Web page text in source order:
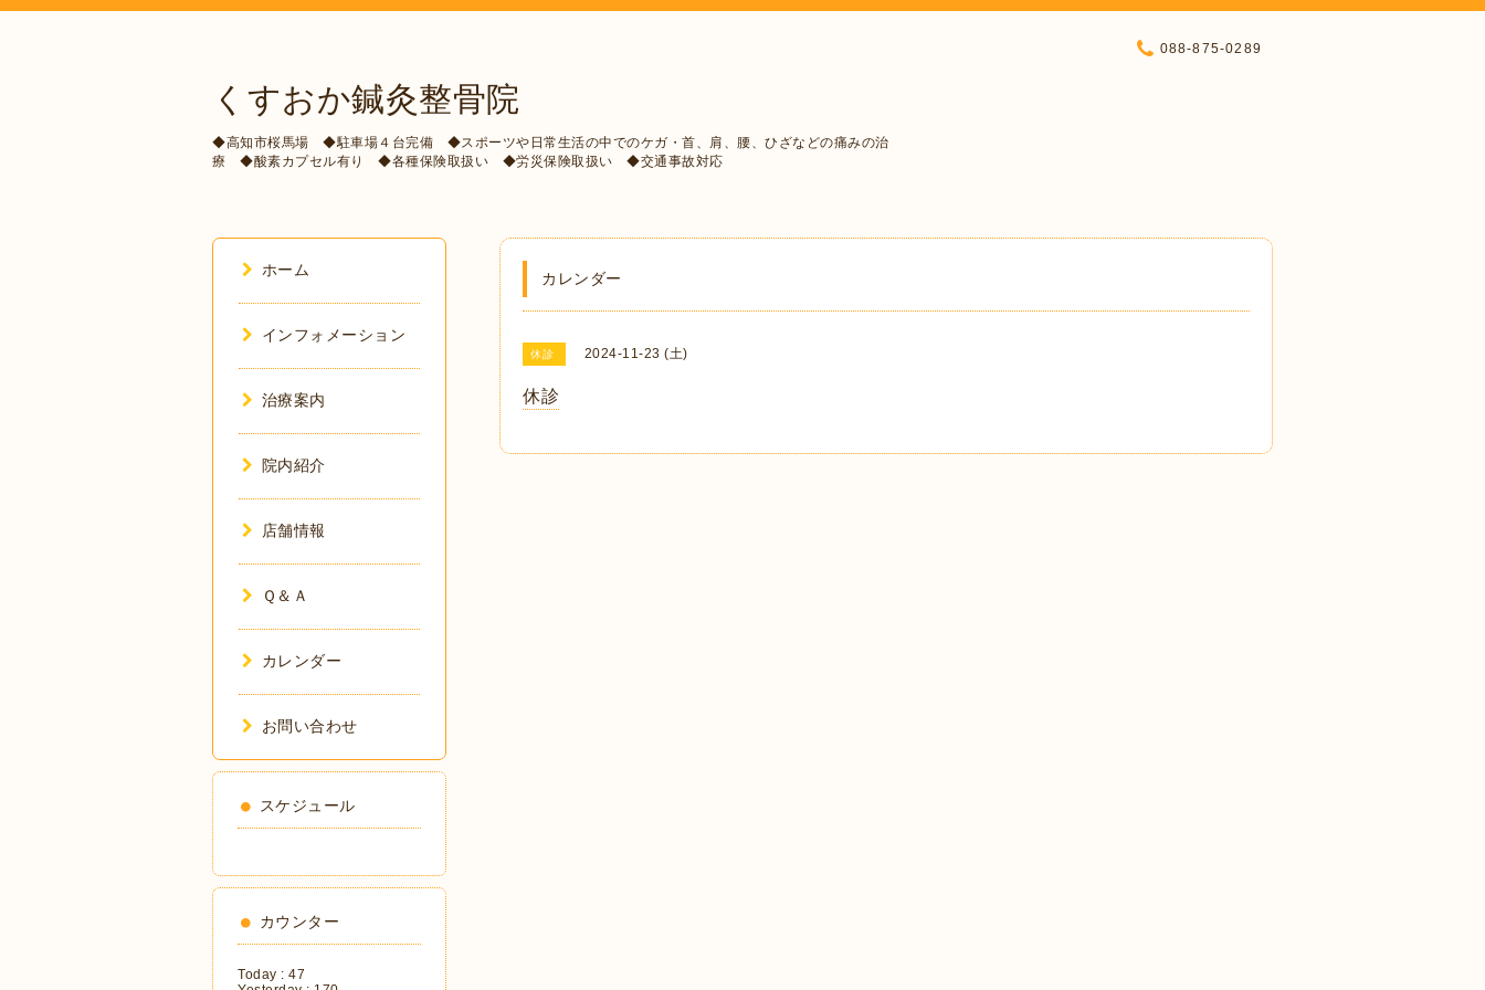
くすおか鍼灸整骨院
◆高知市桜馬場 ◆駐車場４台完備 ◆スポーツや日常生活の中でのケガ・首、肩、腰、ひざなどの痛みの治
療 ◆酸素カプセル有り ◆各種保険取扱い ◆労災保険取扱い ◆交通事故対応
088-875-0289
カレンダー
休診 2024-11-23 (土)
休診
ホーム
インフォメーション
治療案内
院内紹介
店舗情報
Ｑ＆Ａ
カレンダー
お問い合わせ
スケジュール
カウンター
Today : 47